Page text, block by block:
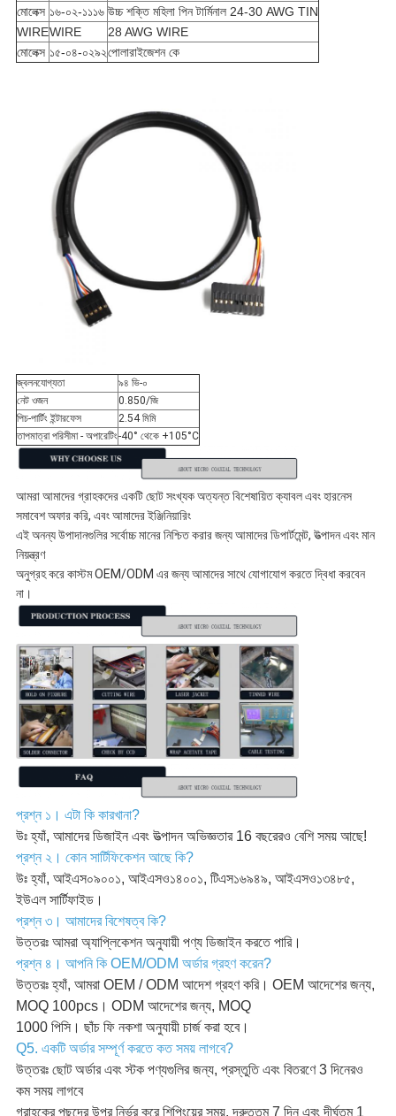
মোলেক্স ১৬-০২-১১১৬ উচ্চ শক্তি মহিলা পিন টার্মিনাল 24-30 AWG TIN
WIREWIRE
28 AWG WIRE
মোলেক্স ১৫-০৪-০২৯২পোলারাইজেশন কে
জ্বলনযোগ্যতা
৯৪ ভি-০
নেট ওজন
0.850/জি
পিচ-পার্টিং ইন্টারফেস
2.54 মিমি
তাপমাত্রা পরিসীমা - অপারেটিং-40° থেকে +105°C
আমরা আমাদের গ্রাহকদের একটি ছোট সংখ্যক অত্যন্ত বিশেষায়িত ক্যাবল এবং হারনেস
সমাবেশ অফার করি, এবং আমাদের ইঞ্জিনিয়ারিং
এই অনন্য উপাদানগুলির সর্বোচ্চ মানের নিশ্চিত করার জন্য আমাদের ডিপার্টমেন্ট, উত্পাদন এবং মান
নিয়ন্ত্রণ
অনুগ্রহ করে কাস্টম OEM/ODM এর জন্য আমাদের সাথে যোগাযোগ করতে দ্বিধা করবেন
না।
প্রশ্ন ১। এটা কি কারখানা?
উঃ হ্যাঁ, আমাদের ডিজাইন এবং উত্পাদন অভিজ্ঞতার 16 বছরেরও বেশি সময় আছে!
প্রশ্ন ২। কোন সার্টিফিকেশন আছে কি?
উঃ হ্যাঁ, আইএস০৯০০১, আইএসও১৪০০১, টিএস১৬৯৪৯, আইএসও১৩৪৮৫,
ইউএল সার্টিফাইড।
প্রশ্ন ৩। আমাদের বিশেষত্ব কি?
উত্তরঃ আমরা অ্যাপ্লিকেশন অনুযায়ী পণ্য ডিজাইন করতে পারি।
প্রশ্ন ৪। আপনি কি OEM/ODM অর্ডার গ্রহণ করেন?
উত্তরঃ হ্যাঁ, আমরা OEM / ODM আদেশ গ্রহণ করি। OEM আদেশের জন্য,
MOQ 100pcs। ODM আদেশের জন্য, MOQ
1000 পিসি। ছাঁচ ফি নকশা অনুযায়ী চার্জ করা হবে।
Q5. একটি অর্ডার সম্পূর্ণ করতে কত সময় লাগবে?
উত্তরঃ ছোট অর্ডার এবং স্টক পণ্যগুলির জন্য, প্রস্তুতি এবং বিতরণে 3 দিনেরও
কম সময় লাগবে
গ্রাহকের পছন্দের উপর নির্ভর করে শিপিংয়ের সময়, দ্রুততম 7 দিন এবং দীর্ঘতম 1